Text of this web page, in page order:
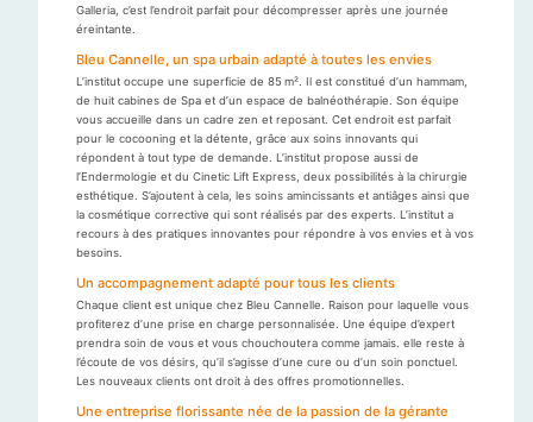
Galleria, c’est l’endroit parfait pour décompresser après une journée
éreintante.
Bleu Cannelle, un spa urbain adapté à toutes les envies
L’institut occupe une superficie de 85 m². Il est constitué d’un hammam,
de huit cabines de Spa et d’un espace de balnéothérapie. Son équipe
vous accueille dans un cadre zen et reposant. Cet endroit est parfait
pour le cocooning et la détente, grâce aux soins innovants qui
répondent à tout type de demande. L’institut propose aussi de
l’Endermologie et du Cinetic Lift Express, deux possibilités à la chirurgie
esthétique. S’ajoutent à cela, les soins amincissants et antiâges ainsi que
la cosmétique corrective qui sont réalisés par des experts. L’institut a
recours à des pratiques innovantes pour répondre à vos envies et à vos
besoins.
Un accompagnement adapté pour tous les clients
Chaque client est unique chez Bleu Cannelle. Raison pour laquelle vous
profiterez d’une prise en charge personnalisée. Une équipe d’expert
prendra soin de vous et vous chouchoutera comme jamais. elle reste à
l’écoute de vos désirs, qu’il s’agisse d’une cure ou d’un soin ponctuel.
Les nouveaux clients ont droit à des offres promotionnelles.
Une entreprise florissante née de la passion de la gérante